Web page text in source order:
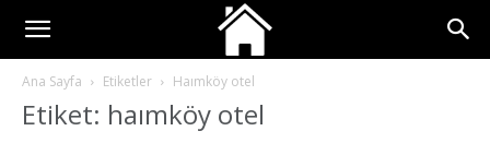
Ana Sayfa Etiketler Haımköy otel
Etiket: haımköy otel